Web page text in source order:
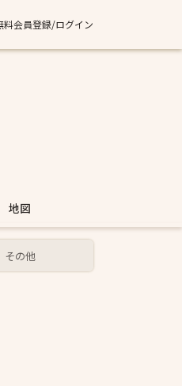
料会員登録/ログイン
その他
地図